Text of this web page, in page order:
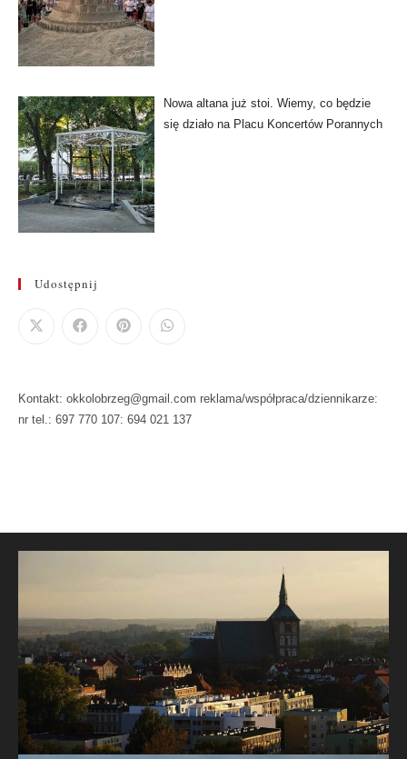
Nowa altana już stoi. Wiemy, co będzie
się działo na Placu Koncertów Porannych
Udostępnij
Kontakt: okkolobrzeg@gmail.com reklama/współpraca/dziennikarze:
nr tel.: 697 770 107: 694 021 137